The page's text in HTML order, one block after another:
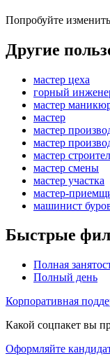
Попробуйте
Другие
мастер цеха
горный
мастер
мастер
мастер
мастер
мастер
мастер смены
мастер участка
мастер-
машинист
Быстрые
Полная
Полный день
Корпоративная
Какой соцпакет вы
Оформляйте